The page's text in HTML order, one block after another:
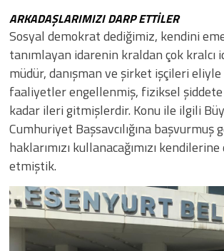
ARKADAŞLARIMIZI DARP ETTİLER
​​Sosyal demokrat dediğimiz, kendini
tanımlayan idarenin kraldan çok kralcı
müdür, danışman ve şirket işçileri
faaliyetler engellenmiş, fiziksel
kadar ileri gitmişlerdir. Konu ile ilgili
Cumhuriyet Başsavcılığına başvurmuş
haklarımızı kullanacağımızı
etmiştik.